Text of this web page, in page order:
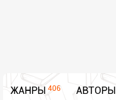
ЖАНРЫ 406 АВТОРЫ